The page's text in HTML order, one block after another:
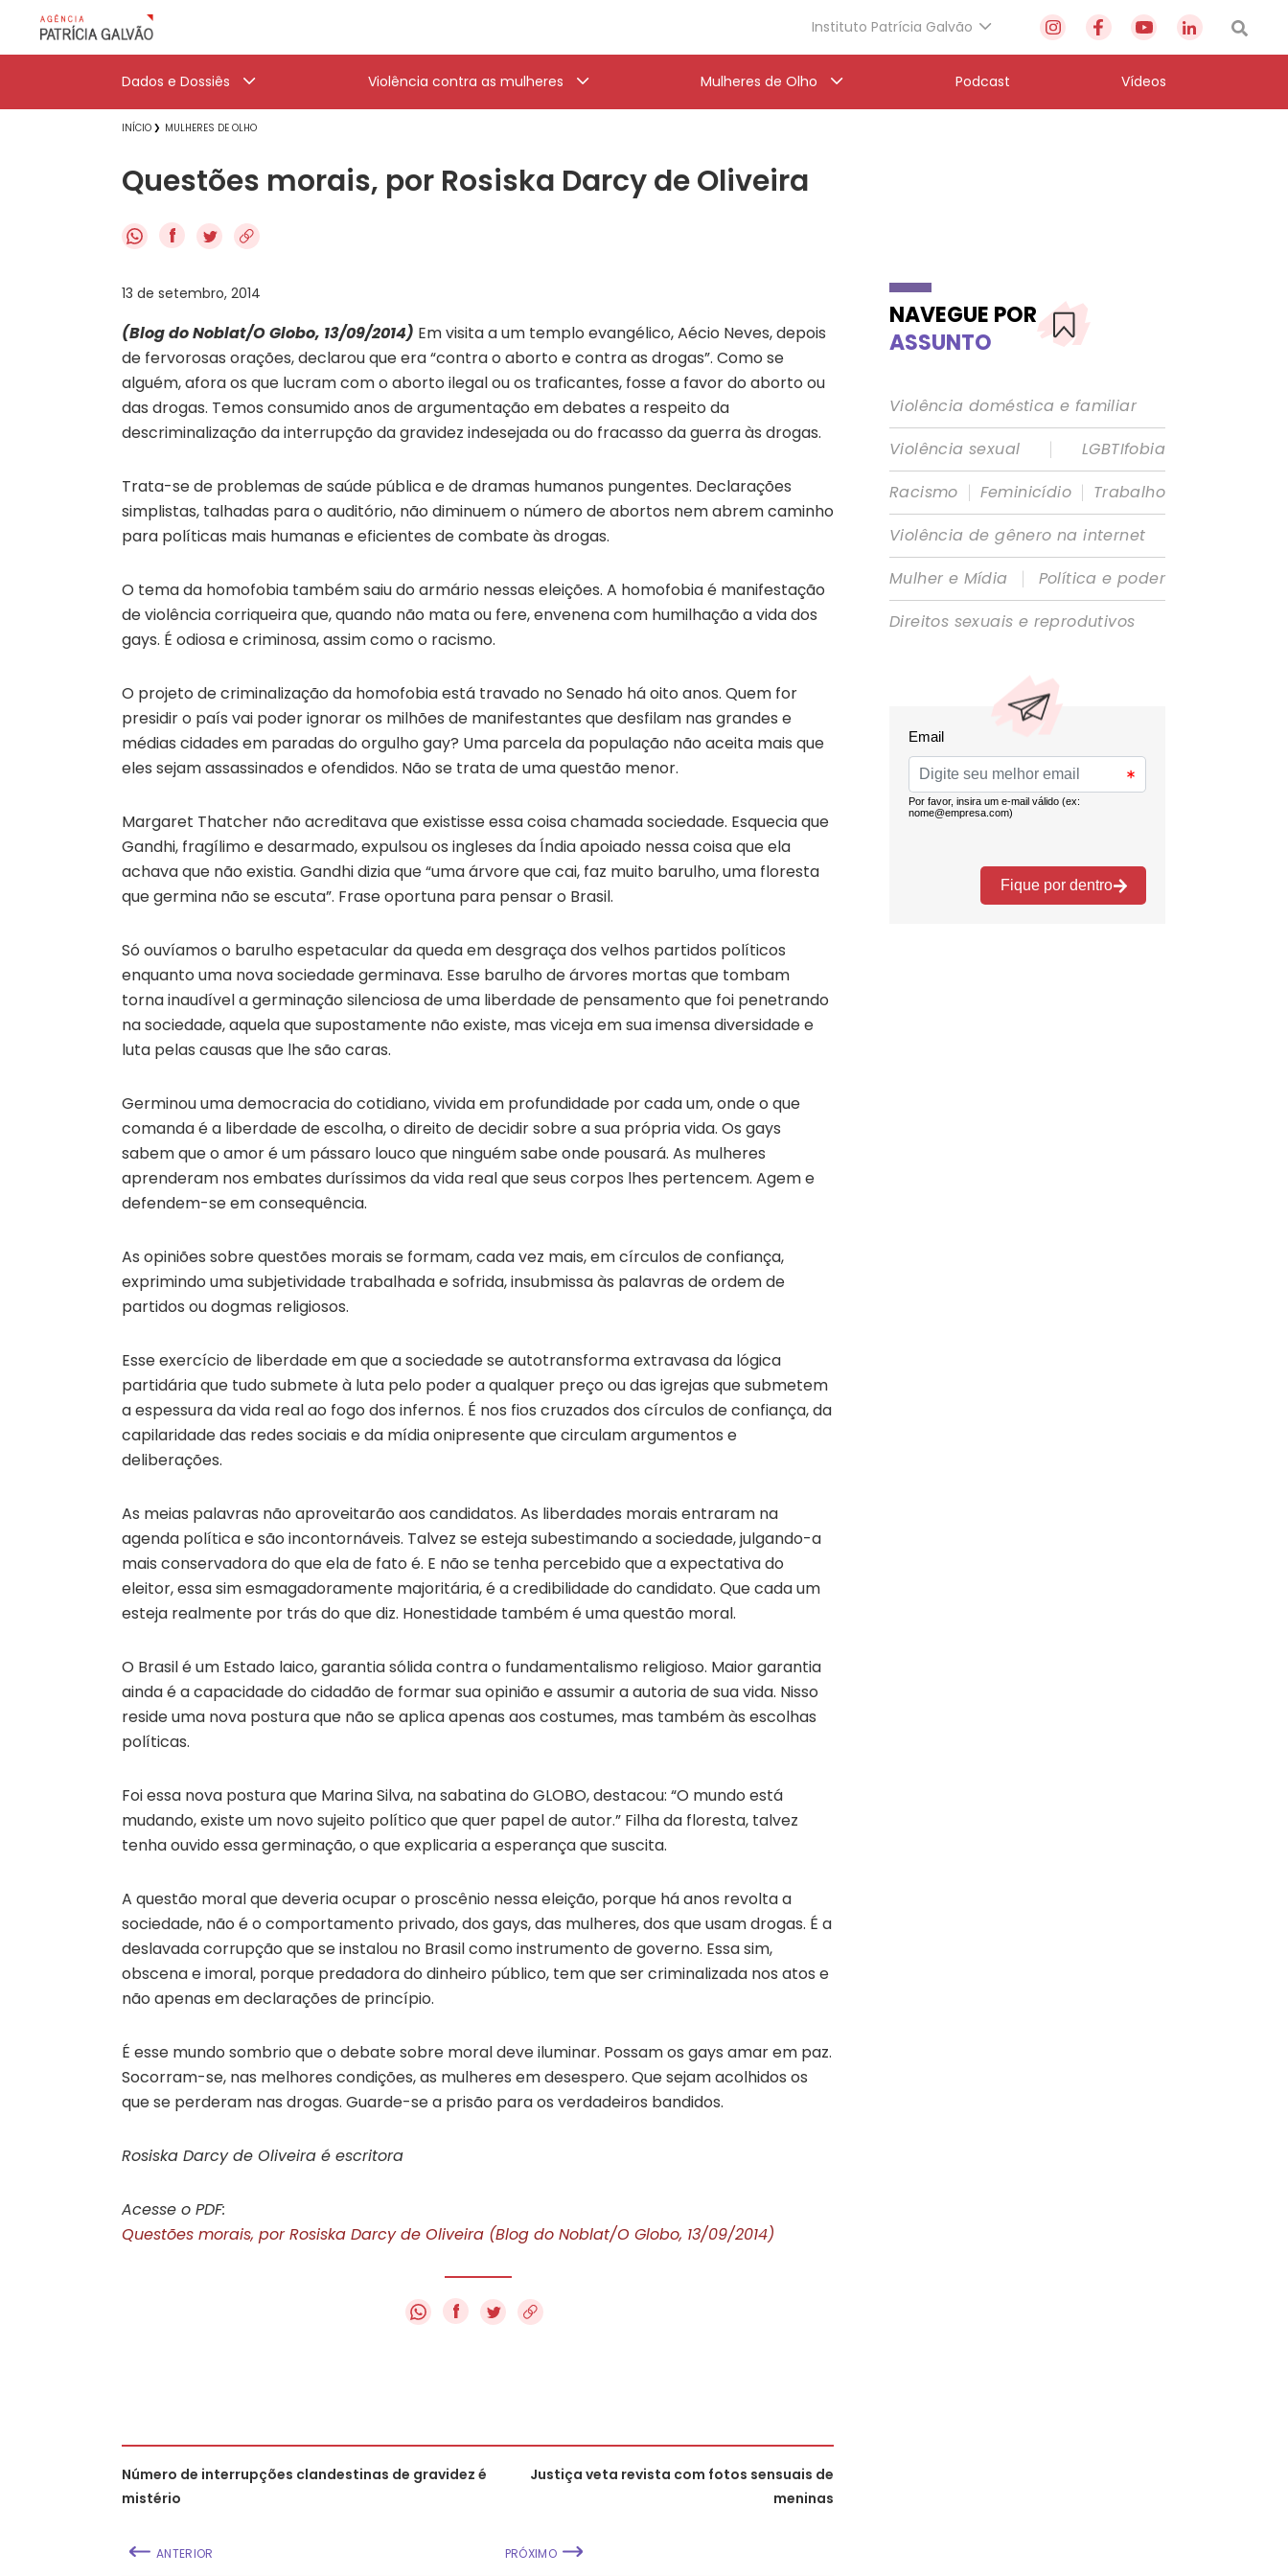
Instituto Patrícia Galvão
Dados e Dossiês Violência contra as mulheres Mulheres de Olho Podcast Vídeos
INÍCIO MULHERES DE OLHO
Questões morais, por Rosiska Darcy de Oliveira
f
13 de setembro, 2014
(Blog do Noblat/O Globo, 13/09/2014) Em visita a um templo evangélico, Aécio Neves, depois
de fervorosas orações, declarou que era “contra o aborto e contra as drogas”. Como se
alguém, afora os que lucram com o aborto ilegal ou os traficantes, fosse a favor do aborto ou
das drogas. Temos consumido anos de argumentação em debates a respeito da
descriminalização da interrupção da gravidez indesejada ou do fracasso da guerra às drogas.
Trata-se de problemas de saúde pública e de dramas humanos pungentes. Declarações
simplistas, talhadas para o auditório, não diminuem o número de abortos nem abrem caminho
para políticas mais humanas e eficientes de combate às drogas.
O tema da homofobia também saiu do armário nessas eleições. A homofobia é manifestação
de violência corriqueira que, quando não mata ou fere, envenena com humilhação a vida dos
gays. É odiosa e criminosa, assim como o racismo.
O projeto de criminalização da homofobia está travado no Senado há oito anos. Quem for
presidir o país vai poder ignorar os milhões de manifestantes que desfilam nas grandes e
médias cidades em paradas do orgulho gay? Uma parcela da população não aceita mais que
eles sejam assassinados e ofendidos. Não se trata de uma questão menor.
Margaret Thatcher não acreditava que existisse essa coisa chamada sociedade. Esquecia que
Gandhi, fragílimo e desarmado, expulsou os ingleses da Índia apoiado nessa coisa que ela
achava que não existia. Gandhi dizia que “uma árvore que cai, faz muito barulho, uma floresta
que germina não se escuta”. Frase oportuna para pensar o Brasil.
Só ouvíamos o barulho espetacular da queda em desgraça dos velhos partidos políticos
enquanto uma nova sociedade germinava. Esse barulho de árvores mortas que tombam
torna inaudível a germinação silenciosa de uma liberdade de pensamento que foi penetrando
na sociedade, aquela que supostamente não existe, mas viceja em sua imensa diversidade e
luta pelas causas que lhe são caras.
Germinou uma democracia do cotidiano, vivida em profundidade por cada um, onde o que
comanda é a liberdade de escolha, o direito de decidir sobre a sua própria vida. Os gays
sabem que o amor é um pássaro louco que ninguém sabe onde pousará. As mulheres
aprenderam nos embates duríssimos da vida real que seus corpos lhes pertencem. Agem e
defendem-se em consequência.
As opiniões sobre questões morais se formam, cada vez mais, em círculos de confiança,
exprimindo uma subjetividade trabalhada e sofrida, insubmissa às palavras de ordem de
partidos ou dogmas religiosos.
Esse exercício de liberdade em que a sociedade se autotransforma extravasa da lógica
partidária que tudo submete à luta pelo poder a qualquer preço ou das igrejas que submetem
a espessura da vida real ao fogo dos infernos. É nos fios cruzados dos círculos de confiança, da
capilaridade das redes sociais e da mídia onipresente que circulam argumentos e
deliberações.
As meias palavras não aproveitarão aos candidatos. As liberdades morais entraram na
agenda política e são incontornáveis. Talvez se esteja subestimando a sociedade, julgando-a
mais conservadora do que ela de fato é. E não se tenha percebido que a expectativa do
eleitor, essa sim esmagadoramente majoritária, é a credibilidade do candidato. Que cada um
esteja realmente por trás do que diz. Honestidade também é uma questão moral.
O Brasil é um Estado laico, garantia sólida contra o fundamentalismo religioso. Maior garantia
ainda é a capacidade do cidadão de formar sua opinião e assumir a autoria de sua vida. Nisso
reside uma nova postura que não se aplica apenas aos costumes, mas também às escolhas
políticas.
Foi essa nova postura que Marina Silva, na sabatina do GLOBO, destacou: “O mundo está
mudando, existe um novo sujeito político que quer papel de autor.” Filha da floresta, talvez
tenha ouvido essa germinação, o que explicaria a esperança que suscita.
A questão moral que deveria ocupar o proscênio nessa eleição, porque há anos revolta a
sociedade, não é o comportamento privado, dos gays, das mulheres, dos que usam drogas. É a
deslavada corrupção que se instalou no Brasil como instrumento de governo. Essa sim,
obscena e imoral, porque predadora do dinheiro público, tem que ser criminalizada nos atos e
não apenas em declarações de princípio.
É esse mundo sombrio que o debate sobre moral deve iluminar. Possam os gays amar em paz.
Socorram-se, nas melhores condições, as mulheres em desespero. Que sejam acolhidos os
que se perderam nas drogas. Guarde-se a prisão para os verdadeiros bandidos.
Rosiska Darcy de Oliveira é escritora
Acesse o PDF:
Questões morais, por Rosiska Darcy de Oliveira (Blog do Noblat/O Globo, 13/09/2014)
f
Número de interrupções clandestinas de gravidez é
mistério
ANTERIOR
Justiça veta revista com fotos sensuais de
meninas
PRÓXIMO
NAVEGUE POR
ASSUNTO
Violência doméstica e familiar
Violência sexual
|
LGBTIfobia
Racismo | Feminicídio | Trabalho
Violência de gênero na internet
Mulher e Mídia
|
Política e poder
Direitos sexuais e reprodutivos